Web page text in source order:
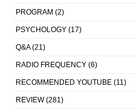
PROGRAM (2)
PSYCHOLOGY (17)
Q&A(21)
RADIO FREQUENCY (6)
RECOMMENDED YOUTUBE (11)
REVIEW(281)